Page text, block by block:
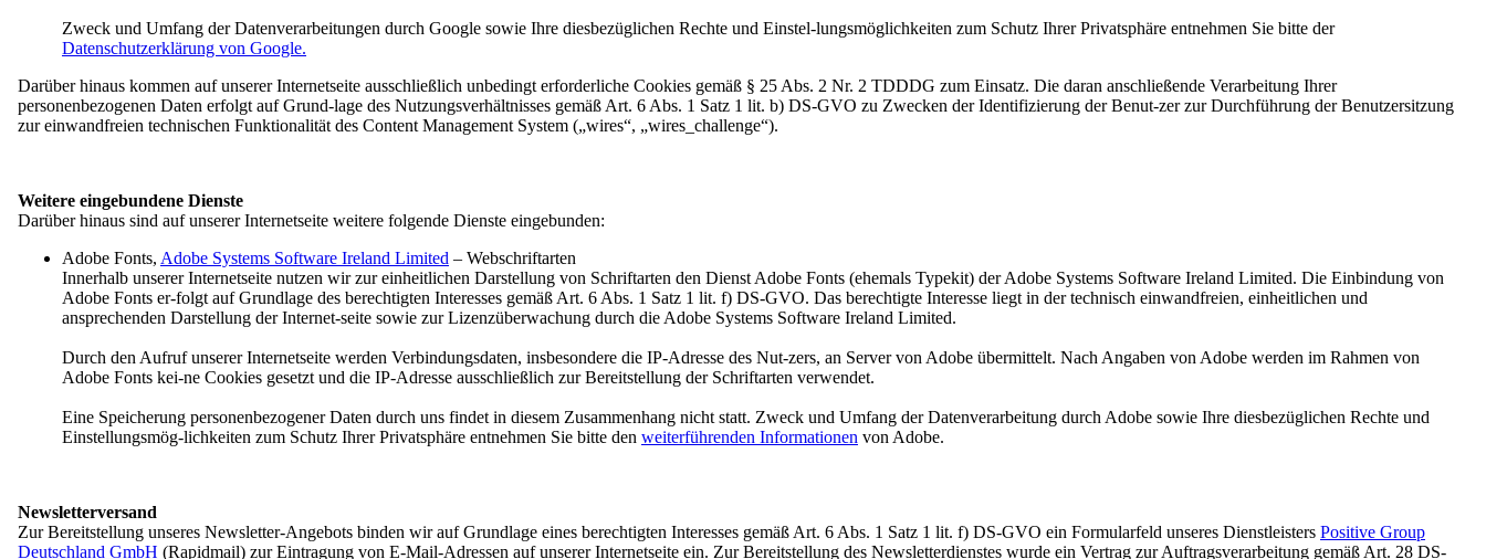
Regionalverband "Michał Hórnik" Kamenz
Assoziierte Mitglieder
Leitung und Gremien
Übersicht: Leitung und Gremien
Hauptversammlung
Vorsitzender
Präsidium
Ausschüsse
Übersicht: Geschäftsstelle
Finanzen und IT
Referenten und Projektmanager
Regionalsprecherinnen
Minderheitensekretariat
WITAJ-Sprachzentrum
Unsere Aufgaben
Übersicht: Unsere Aufgaben
Übersicht: Projekte
Sotra.app
Zweck und Umfang der Datenverarbeitungen durch Google sowie Ihre diesbezüglichen Rechte und Einstel-lungsmöglichkeiten zum Schutz Ihrer Privatsphäre entnehmen Sie bitte der
Datenschutzerklärung von Google.
Darüber hinaus kommen auf unserer Internetseite ausschließlich unbedingt erforderliche Cookies gemäß § 25 Abs. 2 Nr. 2 TDDDG zum Einsatz. Die daran anschließende Verarbeitung Ihrer
personenbezogenen Daten erfolgt auf Grund-lage des Nutzungsverhältnisses gemäß Art. 6 Abs. 1 Satz 1 lit. b) DS-GVO zu Zwecken der Identifizierung der Benut-zer zur Durchführung der Benutzersitzung
zur einwandfreien technischen Funktionalität des Content Management System („wires“, „wires_challenge“).
Weitere eingebundene Dienste
Darüber hinaus sind auf unserer Internetseite weitere folgende Dienste eingebunden:
Adobe Fonts, Adobe Systems Software Ireland Limited – Webschriftarten
Innerhalb unserer Internetseite nutzen wir zur einheitlichen Darstellung von Schriftarten den Dienst Adobe Fonts (ehemals Typekit) der Adobe Systems Software Ireland Limited. Die Einbindung von
Adobe Fonts er-folgt auf Grundlage des berechtigten Interesses gemäß Art. 6 Abs. 1 Satz 1 lit. f) DS-GVO. Das berechtigte Interesse liegt in der technisch einwandfreien, einheitlichen und
ansprechenden Darstellung der Internet-seite sowie zur Lizenzüberwachung durch die Adobe Systems Software Ireland Limited.
Durch den Aufruf unserer Internetseite werden Verbindungsdaten, insbesondere die IP-Adresse des Nut-zers, an Server von Adobe übermittelt. Nach Angaben von Adobe werden im Rahmen von
Adobe Fonts kei-ne Cookies gesetzt und die IP-Adresse ausschließlich zur Bereitstellung der Schriftarten verwendet.
Eine Speicherung personenbezogener Daten durch uns findet in diesem Zusammenhang nicht statt. Zweck und Umfang der Datenverarbeitung durch Adobe sowie Ihre diesbezüglichen Rechte und
Einstellungsmög-lichkeiten zum Schutz Ihrer Privatsphäre entnehmen Sie bitte den weiterführenden Informationen von Adobe.
Newsletterversand
Zur Bereitstellung unseres Newsletter-Angebots binden wir auf Grundlage eines berechtigten Interesses gemäß Art. 6 Abs. 1 Satz 1 lit. f) DS-GVO ein Formularfeld unseres Dienstleisters Positive Group
Deutschland GmbH (Rapidmail) zur Eintragung von E-Mail-Adressen auf unserer Internetseite ein. Zur Bereitstellung des Newsletterdienstes wurde ein Vertrag zur Auftragsverarbeitung gemäß Art. 28 DS-